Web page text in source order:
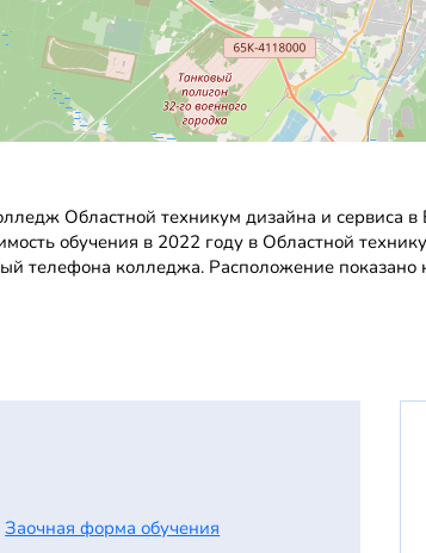
Областной техникум дизайна и
обучения в 2022 году в Областной
телефона колледжа. Расположение
Заочная форма обучения